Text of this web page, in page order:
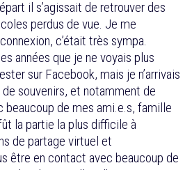
il s’agissait de retrouver des
perdus de vue. Je me
c’était très sympa.
années que je ne voyais plus
sur Facebook, mais je n’arrivais
souvenirs, et notamment de
beaucoup de mes ami.e.s, famille
la partie la plus difficile à
de partage virtuel et
être en contact avec beaucoup de